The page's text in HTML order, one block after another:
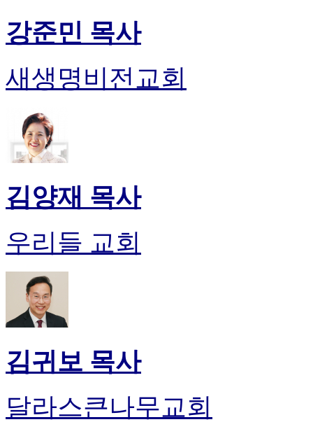
24
시
출
강준민 목사
새생명비전교회
김양재 목사
우리들 교회
김귀보 목사
달라스큰나무교회